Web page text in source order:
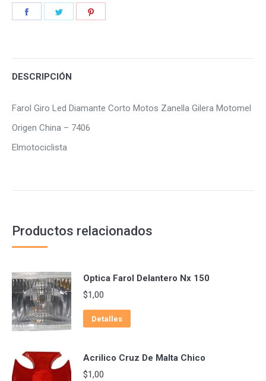
DESCRIPCIÓN
Farol Giro Led Diamante Corto Motos Zanella Gilera Motomel
Origen China – 7406
Elmotociclista
Productos relacionados
Optica Farol Delantero Nx 150
$1,00
Detalles
Acrilico Cruz De Malta Chico
$1,00